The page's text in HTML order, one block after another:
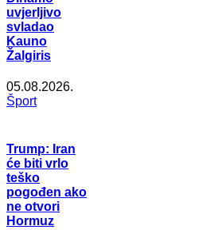
uvjerljivo
svladao
Kauno
Žalgiris
05.08.2026.
Šport
Trump: Iran
će biti vrlo
teško
pogođen ako
ne otvori
Hormuz